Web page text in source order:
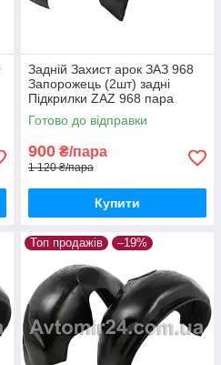
Задній Захист арок ЗАЗ 968
Запорожець (2шт) задні
Підкрилки ZAZ 968 пара
задніх
Готово до відправки
900 ₴/пара
1 120 ₴/пара
Купити
Топ продажів –19%